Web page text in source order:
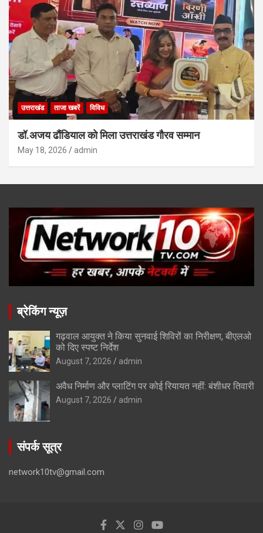
उत्तराखंड ताजा खबरें विविध
डॉ.अजय ढौंडियाल को मिला उत्तराखंड गौरव सम्मान
May 18, 2026 admin
ब्रेकिंग न्यूज़
गढ़वाल आयुक्त ने किया सुनवाई शिविरों का निरीक्षण, बीएलओ
को दिए स्पष्ट निर्देश
August 7, 2026 admin
अवैध निर्माण और प्लाटिंग पर कोई रियायत नहीं: बंशीधर तिवारी
August 7, 2026 admin
संपर्क सूत्र
network10tv@gmail.com